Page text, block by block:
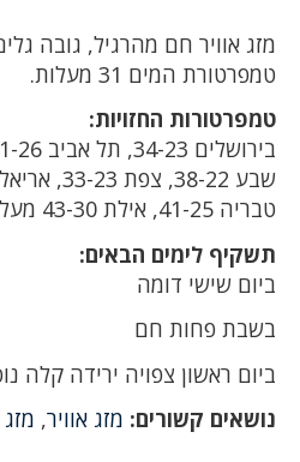
טמפרטורת המים 31 מעלות.
טמפרטורות החזויות:
טבריה 41-25, אילת 43-30 מעלות
תשקיף לימים הבאים:
ביום שישי דומה
בשבת פחות חם
ביום ראשון צפויה ירידה קלה
נושאים קשורים: מזג אוויר,